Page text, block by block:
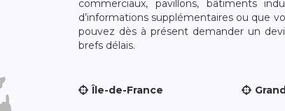
commerciaux, pavillons, bâtiments
d’informations supplémentaires ou que
pouvez dès à présent demander un
brefs délais.
Île-de-France